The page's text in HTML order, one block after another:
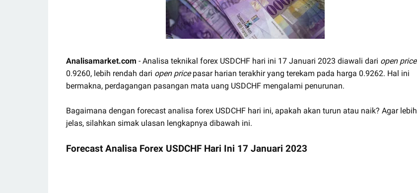
Analisamarket.com - Analisa teknikal forex USDCHF hari ini 17 Januari 2023 diawali dari open price
0.9260, lebih rendah dari open pricepasar harian terakhir yang terekam pada harga 0.9262. Hal ini
bermakna, perdagangan pasangan mata uang USDCHF mengalami penurunan.
Bagaimana dengan forecast analisa forex USDCHF hari ini, apakah akan turun atau naik? Agar lebih
jelas, silahkan simak ulasan lengkapnya dibawah ini.
Forecast Analisa Forex USDCHF Hari Ini 17 Januari 2023